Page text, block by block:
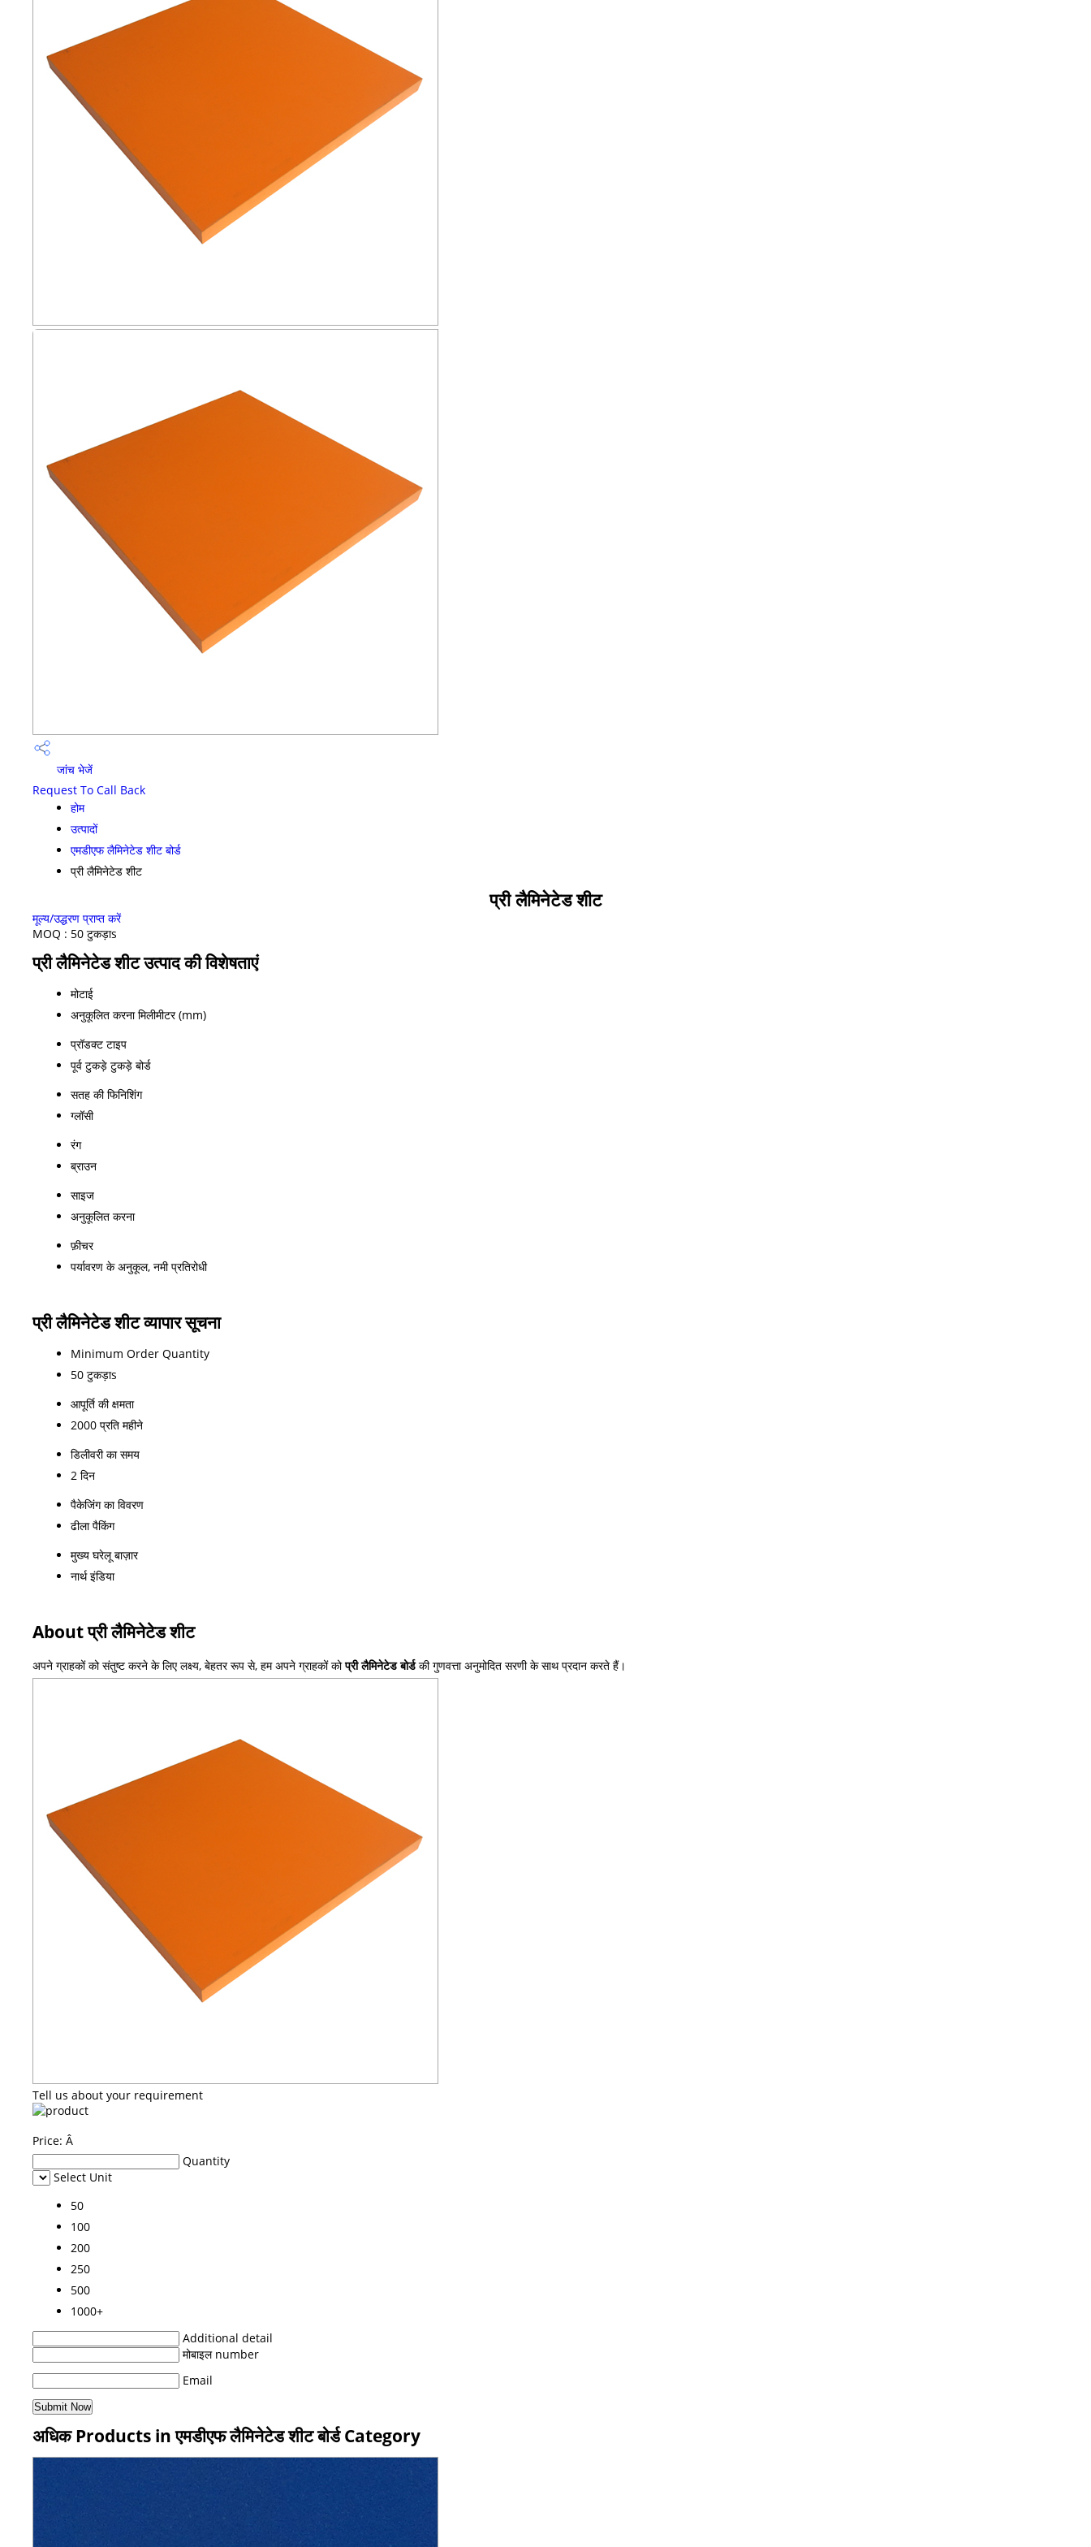
जांच भेजें
Request To Call Back
होम
उत्पादों
एमडीएफ लैमिनेटेड शीट बोर्ड
प्री लैमिनेटेड शीट
प्री लैमिनेटेड शीट
मूल्य/उद्धरण प्राप्त करें
MOQ : 50 टुकड़ाs
प्री लैमिनेटेड शीट उत्पाद की विशेषताएं
मोटाई
अनुकूलित करना मिलीमीटर (mm)
प्रॉडक्ट टाइप
पूर्व टुकड़े टुकड़े बोर्ड
सतह की फिनिशिंग
ग्लॉसी
रंग
ब्राउन
साइज
अनुकूलित करना
फ़ीचर
पर्यावरण के अनुकूल, नमी प्रतिरोधी
प्री लैमिनेटेड शीट व्यापार सूचना
Minimum Order Quantity
50 टुकड़ाs
आपूर्ति की क्षमता
2000 प्रति महीने
डिलीवरी का समय
2 दिन
पैकेजिंग का विवरण
ढीला पैकिंग
मुख्य घरेलू बाज़ार
नार्थ इंडिया
About प्री लैमिनेटेड शीट
अपने ग्राहकों को संतुष्ट करने के लिए लक्ष्य, बेहतर रूप से, हम अपने ग्राहकों कोप्री लैमिनेटेड बोर्डकी गुणवत्ता अनुमोदित सरणी के साथ प्रदान करते हैं।
Tell us about your requirement
Price: Â
Quantity
Select Unit
50
100
200
250
500
1000+
Additional detail
मोबाइल number
Email
अधिक Products in एमडीएफ लैमिनेटेड शीट बोर्ड Category